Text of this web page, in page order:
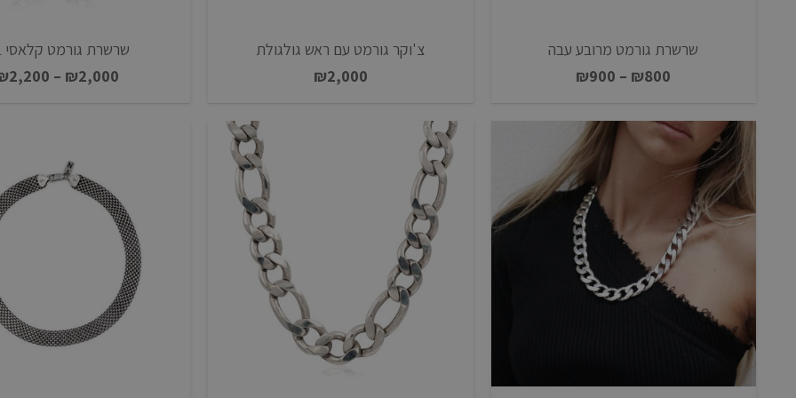
שרשרת גורמט מרובע עבה
₪800
–
₪900
טווח
עד
⁦₪900⁩
צ'וקר גורמט עם ראש גולגולת
₪2,000
שרשרת גורמט קלאסי XL
₪2,000
–
2,200